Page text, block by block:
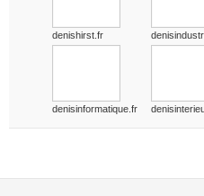
denishirst.fr
denisinformatique.fr